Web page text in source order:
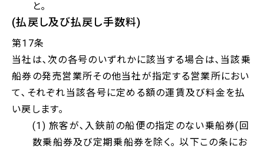
と｡
(払戻し及び払戻し手数料)
第17条
当社は､次の各号のいずれかに該当する場合は､当該乗
船券の発売営業所その他当社が指定する営業所におい
て､それぞれ当該各号に定める額の運賃及び料金を払
い戻します｡
(1) 旅客が､入鋏前の船便の指定のない乗船券(回
数乗船券及び定期乗船券を除く｡ 以下この条にお